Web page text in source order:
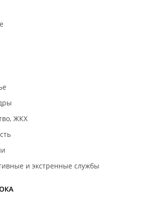
автомобиля💝 СПАСИБО 😉
ЖКХ
и экстренные службы